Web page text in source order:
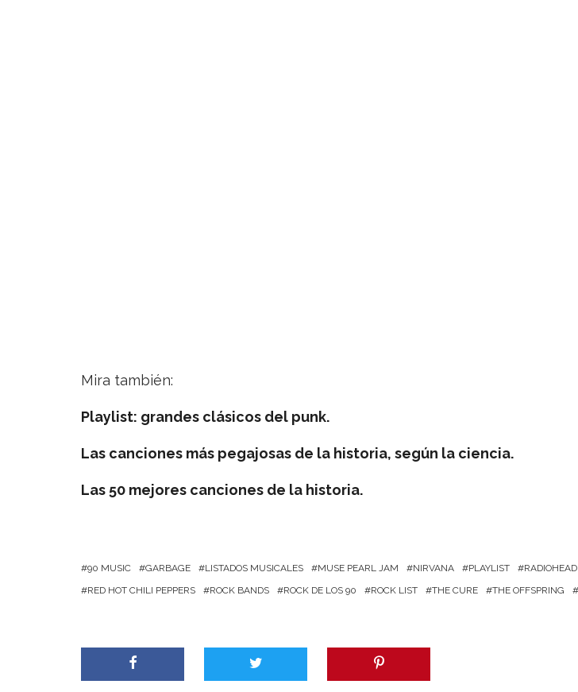
Mira también:
Playlist: grandes clásicos del punk.
Las canciones más pegajosas de la historia, según la ciencia.
Las 50 mejores canciones de la historia.
90 MUSIC GARBAGE LISTADOS MUSICALES MUSE PEARL JAM NIRVANA PLAYLIST
RADIOHEAD
RED HOT CHILI PEPPERS
ROCK BANDS ROCK DE LOS 90 ROCK LIST THE CURE THE OFFSPRING